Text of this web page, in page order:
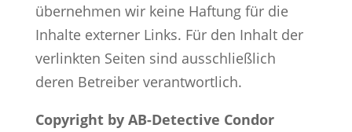
übernehmen wir keine Haftung für die
Inhalte externer Links. Für den Inhalt der
verlinkten Seiten sind ausschließlich
deren Betreiber verantwortlich.
Copyright by AB-Detective Condor